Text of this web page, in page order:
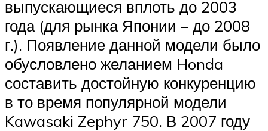
выпускающиеся вплоть до 2003
года (для рынка Японии – до 2008
г.). Появление данной модели было
обусловлено желанием Honda
составить достойную конкуренцию
в то время популярной модели
Kawasaki Zephyr 750. В 2007 году